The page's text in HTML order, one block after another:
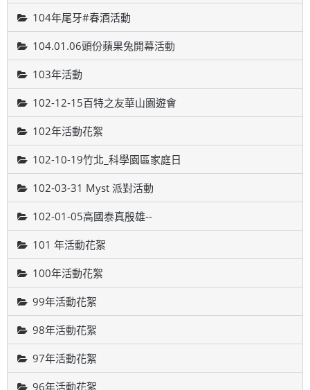
104年尾牙#春酒活動
104.01.06頭份蘋果兔開幕活動
103年活動
102-12-15百特之友華山園遊會
102年活動花絮
102-10-19竹北_科學園區家庭日
102-03-31 Myst 派對活動
102-01-05高國泰真殷雄--
101 年活動花絮
100年活動花絮
99年活動花絮
98年活動花絮
97年活動花絮
96年活動花絮